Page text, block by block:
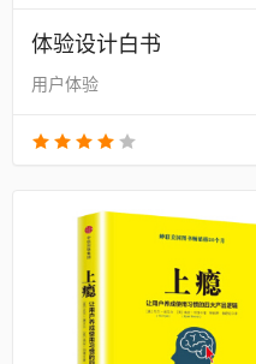
体验设计白书
用户体验